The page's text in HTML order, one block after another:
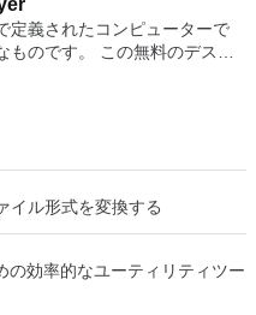
and word count features.
as the Watermark in
to Word document
helps you to create impressive
the Spreadsheets program is
application.
サポ
す。 制御する必要のあるマシ
します。そこから、コンピュ
する
ドで暗号化されます。アプリ
ワードで保護します。コンピ
るのと同じユーザー名とパスワ
。
アドインは、2007 Microsoft
足条項であり、2007 Microsoft
メントをすべて1つの場所に -
レビ番組をすべて保存して楽
どこにいても音楽、ビデオ、
It also
and some other useful
a clean and crisp layout
does not take a long
a free terminal emulator,
or SSH
is a good choice.
定義されたコンピューターで
のです。 この無料のデスク
す。 インストールや構成の問
利点を体験してください。
ン間でデータを共有します。
マシンを実行します。 2-
サードパーティの仮想マシン
トコンピューターと仮想マシ
広いホストおよびゲストオペ
イル形式を変換する
の効率的なユーティリティツー